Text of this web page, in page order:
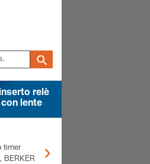
relè
lente
timer
BERKER